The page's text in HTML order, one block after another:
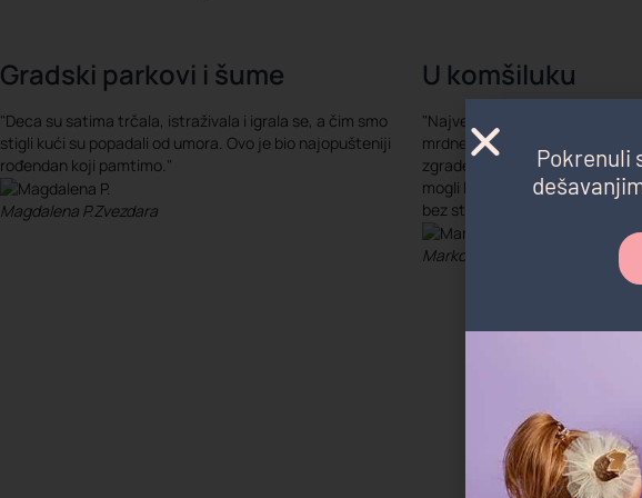
Gradski parkovi i šume
"Deca su satima trčala, istraživala i igrala se, a čim smo
stigli kući su popadali od umora. Ovo je bio najopušteniji
rođendan koji pamtimo."
Magdalena P.Zvezdara
U komšiluku
"Najveća prednost bila je što
mrdnemo. Rođendan je
zgrade, deca su se igrala
mogli lako da nam se
bez stresa."
Marko R.
Pokrenuli